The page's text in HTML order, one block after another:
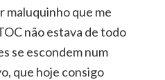
maluquinho que me
não estava de todo
se escondem num
que hoje consigo